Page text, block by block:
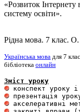
«Розвиток
систему освіти».
Рідна мова. 7 клас.
Українська мова для 7
бібліотека онлайн
Зміст уроку